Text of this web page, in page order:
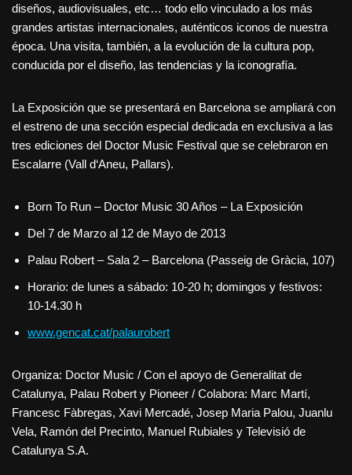
diseños, audiovisuales, etc… todo ello vinculado a los más
grandes artistas internacionales, auténticos iconos de nuestra
época. Una visita, también, a la evolución de la cultura pop,
conducida por el diseño, las tendencias y la iconografía.
La Exposición que se presentará en Barcelona se ampliará con
el estreno de una sección especial dedicada en exclusiva a las
tres ediciones del Doctor Music Festival que se celebraron en
Escalarre (Vall d‘Aneu, Pallars).
Born To Run – Doctor Music 30 Años – La Exposición
Del 7 de Marzo al 12 de Mayo de 2013
Palau Robert – Sala 2 – Barcelona (Passeig de Gràcia, 107)
Horario: de lunes a sábado: 10-20 h; domingos y festivos:
10-14.30 h
www.gencat.cat/palaurobert
Organiza: Doctor Music / Con el apoyo de Generalitat de
Catalunya, Palau Robert y Pioneer / Colabora: Marc Martí,
Francesc Fàbregas, Xavi Mercadé, Josep Maria Palou, Juanlu
Vela, Ramón del Precinto, Manuel Rubiales y Televisió de
Catalunya S.A.